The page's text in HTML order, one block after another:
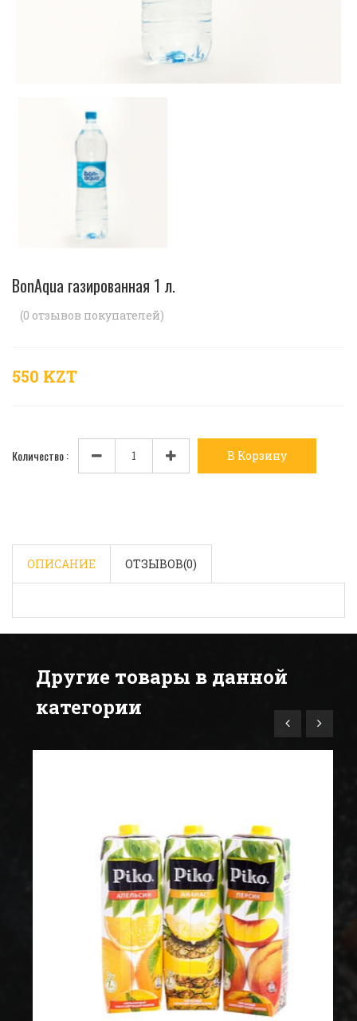
BonAqua газированная 1 л.
(0 отзывов покупателей)
550 KZT
Количество : В Корзину
ОПИСАНИЕ ОТЗЫВОВ(0)
Другие товары в данной
категории